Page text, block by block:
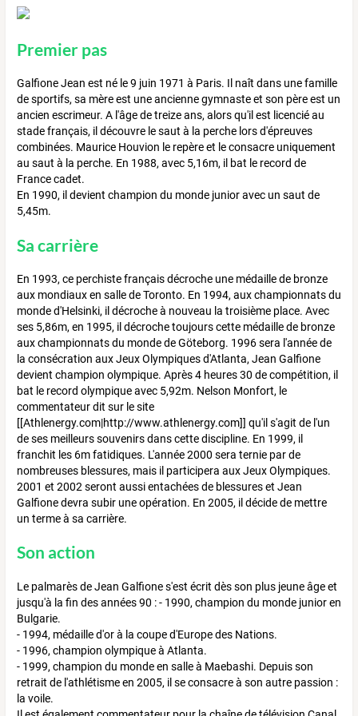
Premier pas
Galfione Jean est né le 9 juin 1971 à Paris. Il naît dans une famille
de sportifs, sa mère est une ancienne gymnaste et son père est un
ancien escrimeur. A l'âge de treize ans, alors qu'il est licencié au
stade français, il découvre le saut à la perche lors d'épreuves
combinées. Maurice Houvion le repère et le consacre uniquement
au saut à la perche. En 1988, avec 5,16m, il bat le record de
France cadet.
En 1990, il devient champion du monde junior avec un saut de
5,45m.
Sa carrière
En 1993, ce perchiste français décroche une médaille de bronze
aux mondiaux en salle de Toronto. En 1994, aux championnats du
monde d'Helsinki, il décroche à nouveau la troisième place. Avec
ses 5,86m, en 1995, il décroche toujours cette médaille de bronze
aux championnats du monde de Göteborg. 1996 sera l'année de
la consécration aux Jeux Olympiques d'Atlanta, Jean Galfione
devient champion olympique. Après 4 heures 30 de compétition, il
bat le record olympique avec 5,92m. Nelson Monfort, le
commentateur dit sur le site
[[Athlenergy.com|http://www.athlenergy.com]] qu'il s'agit de l'un
de ses meilleurs souvenirs dans cette discipline. En 1999, il
franchit les 6m fatidiques. L'année 2000 sera ternie par de
nombreuses blessures, mais il participera aux Jeux Olympiques.
2001 et 2002 seront aussi entachées de blessures et Jean
Galfione devra subir une opération. En 2005, il décide de mettre
un terme à sa carrière.
Son action
Le palmarès de Jean Galfione s'est écrit dès son plus jeune âge et
jusqu'à la fin des années 90 : - 1990, champion du monde junior en
Bulgarie.
- 1994, médaille d'or à la coupe d'Europe des Nations.
- 1996, champion olympique à Atlanta.
- 1999, champion du monde en salle à Maebashi. Depuis son
retrait de l'athlétisme en 2005, il se consacre à son autre passion :
la voile.